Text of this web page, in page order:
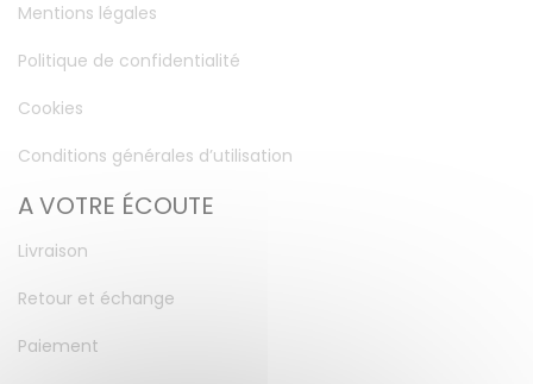
Mentions légales
Politique de confidentialité
Cookies
Conditions générales d’utilisation
A VOTRE ÉCOUTE
Livraison
Retour et échange
Paiement